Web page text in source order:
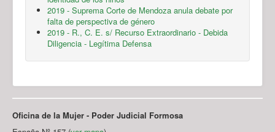
2019 - Suprema Corte de Mendoza anula debate por
falta de perspectiva de género
2019 - R., C. E. s/ Recurso Extraordinario - Debida
Diligencia - Legítima Defensa
Oficina de la Mujer - Poder Judicial Formosa